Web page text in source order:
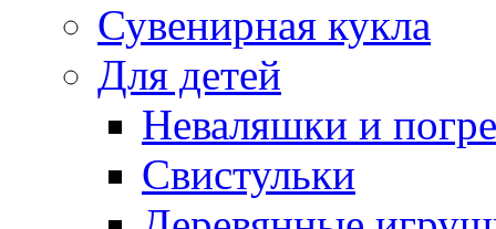
Сувенирная кукла
Для детей
Неваляшки и
Свистульки